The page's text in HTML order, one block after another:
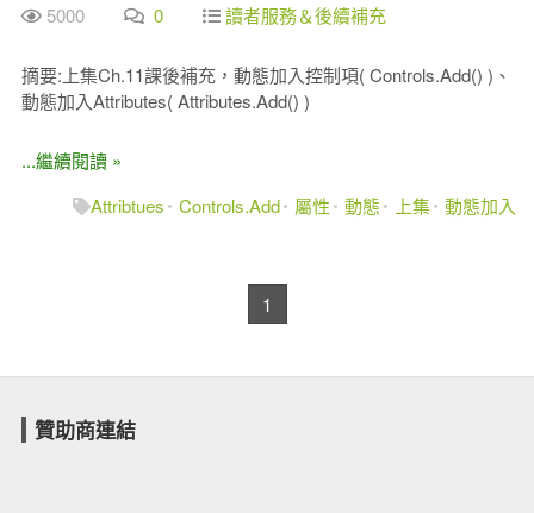
5000 0 讀者服務＆後續補充
摘要:上集Ch.11課後補充，動態加入控制項( Controls.Add() )、
動態加入Attributes( Attributes.Add() )
...繼續閱讀 »
Attribtues
Controls.Add 屬性 動態 上集 動態加入
1
贊助商連結